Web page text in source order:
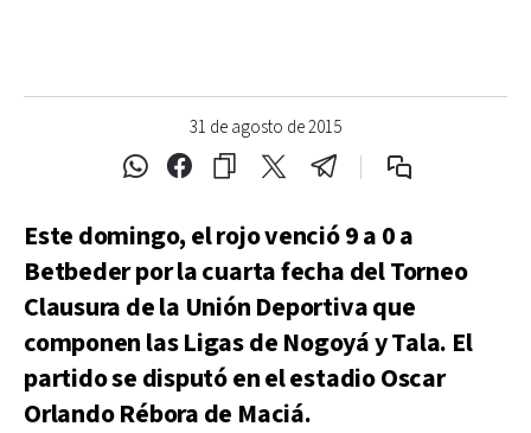
31 de agosto de 2015
Este domingo, el rojo venció 9 a 0 a
Betbeder por la cuarta fecha del Torneo
Clausura de la Unión Deportiva que
componen las Ligas de Nogoyá y Tala. El
partido se disputó en el estadio Oscar
Orlando Rébora de Maciá.